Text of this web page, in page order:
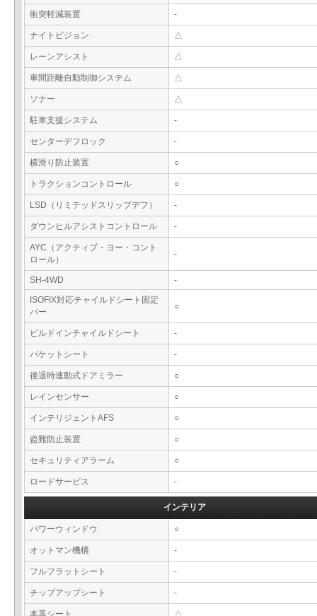
衝突軽減装置 -
ナイトビジョン △
レーンアシスト △
車間距離自動制御システム △
ソナー △
駐車支援システム -
センターデフロック -
横滑り防止装置 ○
トラクションコントロール ○
LSD（リミテッドスリップデフ） -
ダウンヒルアシストコントロール -
AYC（アクティブ・ヨー・コント
ロール）
-
SH-4WD
-
ISOFIX対応チャイルドシート固定
バー
○
ビルドインチャイルドシート -
バケットシート -
後退時連動式ドアミラー ○
レインセンサー ○
インテリジェントAFS ○
盗難防止装置 ○
セキュリティアラーム ○
ロードサービス -
インテリア
パワーウィンドウ ○
オットマン機構 -
フルフラットシート -
チップアップシート -
本革シート △